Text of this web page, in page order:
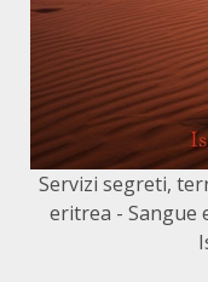
Servizi segreti,
eritrea - Sangue